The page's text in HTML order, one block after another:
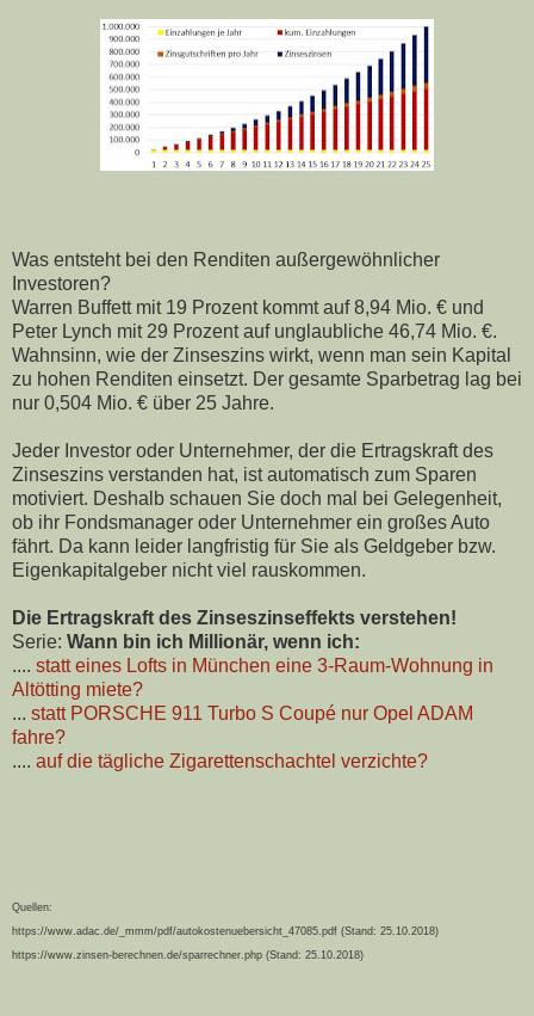
Was entsteht bei den Renditen außergewöhnlicher
Investoren?
Warren Buffett mit 19 Prozent kommt auf 8,94 Mio. € und
Peter Lynch mit 29 Prozent auf unglaubliche 46,74 Mio. €.
Wahnsinn, wie der Zinseszins wirkt, wenn man sein Kapital
zu hohen Renditen einsetzt. Der gesamte Sparbetrag lag bei
nur 0,504 Mio. € über 25 Jahre.
Jeder Investor oder Unternehmer, der die Ertragskraft des
Zinseszins verstanden hat, ist automatisch zum Sparen
motiviert. Deshalb schauen Sie doch mal bei Gelegenheit,
ob ihr Fondsmanager oder Unternehmer ein großes Auto
fährt. Da kann leider langfristig für Sie als Geldgeber bzw.
Eigenkapitalgeber nicht viel rauskommen.
Die Ertragskraft des Zinseszinseffekts verstehen!
Serie: Wann bin ich Millionär, wenn ich:
.... statt eines Lofts in München eine 3-Raum-Wohnung in
Altötting miete?
... statt PORSCHE 911 Turbo S Coupé nur Opel ADAM
fahre?
.... auf die tägliche Zigarettenschachtel verzichte?
Quellen:
https://www.adac.de/_mmm/pdf/autokostenuebersicht_47085.pdf (Stand: 25.10.2018)
https://www.zinsen-berechnen.de/sparrechner.php (Stand: 25.10.2018)